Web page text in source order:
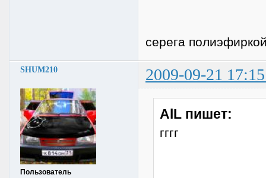
серега
SHUM210 2009-09-21
Пользователь
AlL пишет:
гггг